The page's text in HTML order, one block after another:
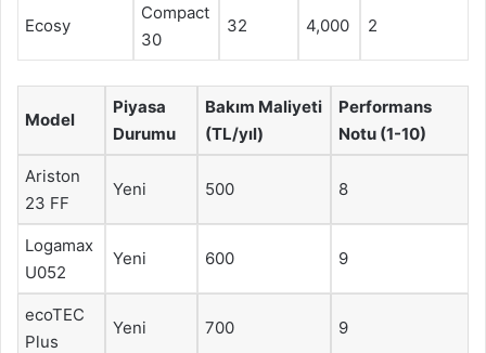
Ecosy
Compact
30
32 4,000 2
Model
Piyasa
Durumu
Bakım Maliyeti
(TL/yıl)
Performans
Notu (1-10)
Ariston
23 FF
Yeni 500 8
Logamax
U052
Yeni 600 9
ecoTEC
Plus
Yeni 700 9